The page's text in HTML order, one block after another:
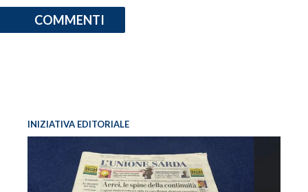
COMMENTI
INIZIATIVA EDITORIALE